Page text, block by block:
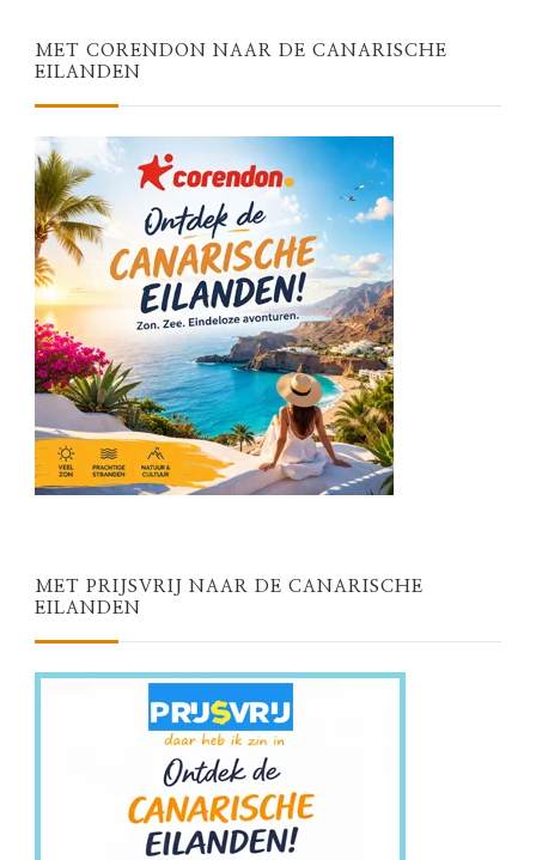
MET CORENDON NAAR DE CANARISCHE
EILANDEN
MET PRIJSVRIJ NAAR DE CANARISCHE
EILANDEN